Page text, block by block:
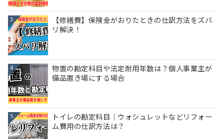
3
【修繕費】保険金がおりたときの仕訳方法をズバ
リ解決！
4
物置の勘定科目や法定耐用年数は？個人事業主が
備品置き場にする場合
5
トイレの勘定科目｜ウォシュレットなどリフォー
ム費用の仕訳方法は？